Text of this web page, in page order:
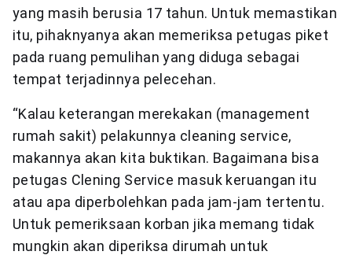
yang masih berusia 17 tahun. Untuk memastikan
itu, pihaknyanya akan memeriksa petugas piket
pada ruang pemulihan yang diduga sebagai
tempat terjadinnya pelecehan.
“Kalau keterangan merekakan (management
rumah sakit) pelakunnya cleaning service,
makannya akan kita buktikan. Bagaimana bisa
petugas Clening Service masuk keruangan itu
atau apa diperbolehkan pada jam-jam tertentu.
Untuk pemeriksaan korban jika memang tidak
mungkin akan diperiksa dirumah untuk